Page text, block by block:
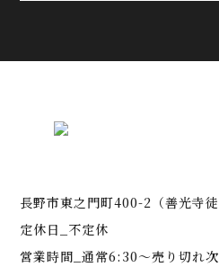
長野市東之門町400-2（善光寺徒
定休日_不定休
営業時間_通常6:30～売り切れ